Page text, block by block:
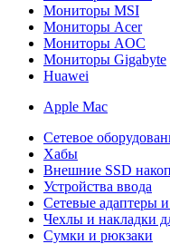
Мониторы MSI
Мониторы Acer
Мониторы AOC
Мониторы Gigabyte
Huawei
Apple Mac
Сетевое
Хабы
Внешние SSD
Устройства ввода
Сетевые адаптеры
Чехлы и накладки
Сумки и рюкзаки